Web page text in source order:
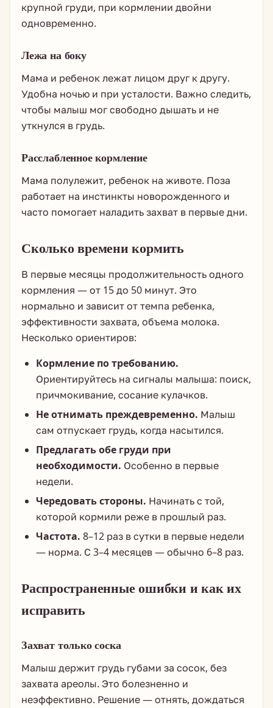
крупной груди, при кормлении двойни
одновременно.
Лежа на боку
Мама и ребенок лежат лицом друг к другу.
Удобна ночью и при усталости. Важно следить,
чтобы малыш мог свободно дышать и не
уткнулся в грудь.
Расслабленное кормление
Мама полулежит, ребенок на животе. Поза
работает на инстинкты новорожденного и
часто помогает наладить захват в первые дни.
Сколько времени кормить
В первые месяцы продолжительность одного
кормления — от 15 до 50 минут. Это
нормально и зависит от темпа ребенка,
эффективности захвата, объема молока.
Несколько ориентиров:
Кормление по требованию.
Ориентируйтесь на сигналы малыша: поиск,
причмокивание, сосание кулачков.
Не отнимать преждевременно. Малыш
сам отпускает грудь, когда насытился.
Предлагать обе груди при
необходимости. Особенно в первые
недели.
Чередовать стороны. Начинать с той,
которой кормили реже в прошлый раз.
Частота. 8–12 раз в сутки в первые недели
— норма. С 3–4 месяцев — обычно 6–8 раз.
Распространенные ошибки и как их
исправить
Захват только соска
Малыш держит грудь губами за сосок, без
захвата ареолы. Это болезненно и
неэффективно. Решение — отнять, дождаться